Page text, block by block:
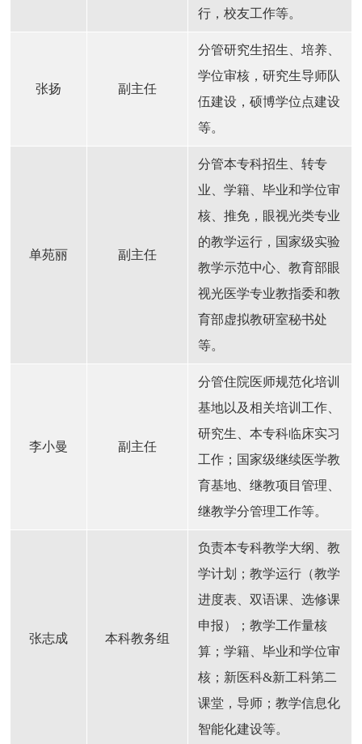
行，校友工作等。
张扬 副主任
分管研究生招生、培养、
学位审核，研究生导师队
伍建设，硕博学位点建设
等。
单苑丽 副主任
分管本专科招生、转专
业、学籍、毕业和学位审
核、推免，眼视光类专业
的教学运行，国家级实验
教学示范中心、教育部眼
视光医学专业教指委和教
育部虚拟教研室秘书处
等。
李小曼 副主任
分管住院医师规范化培训
基地以及相关培训工作、
研究生、本专科临床实习
工作；国家级继续医学教
育基地、继教项目管理、
继教学分管理工作等。
张志成 本科教务组
负责本专科教学大纲、教
学计划；教学运行（教学
进度表、双语课、选修课
申报）；教学工作量核
算；学籍、毕业和学位审
核；新医科&新工科第二
课堂，导师；教学信息化
智能化建设等。